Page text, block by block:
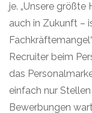
je. „Unsere
auch in Zukunft –
Recruiter beim
das
einfach nur
Bewerbungen